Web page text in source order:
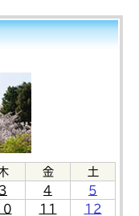
金
土
3 4
5
11
12